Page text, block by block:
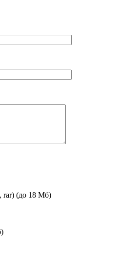
rar) (до 18 Мб)